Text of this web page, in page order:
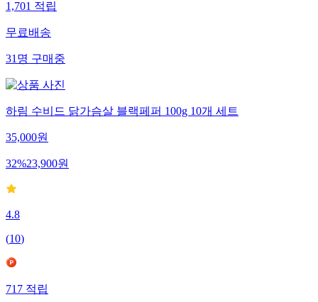
1,701적립
무료배송
31명구매중
하림 수비드 닭가슴살 블랙페퍼 100g 10개 세트
35,000원
32%23,900원
4.8
(10)
717적립